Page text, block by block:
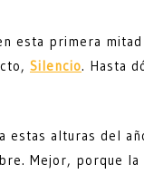
esta primera
Silencio. Hasta
estas alturas del
Mejor, porque